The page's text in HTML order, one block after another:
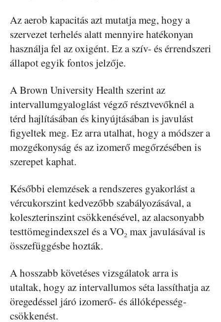
Az aerob kapacitás azt mutatja meg, hogy a
szervezet terhelés alatt mennyire hatékonyan
használja fel az oxigént. Ez a szív- és érrendszeri
állapot egyik fontos jelzője.
A Brown University Health szerint az
intervallumgyaloglást végző résztvevőknél a
térd hajlításában és kinyújtásában is javulást
figyeltek meg. Ez arra utalhat, hogy a módszer a
mozgékonyság és az izomerő megőrzésében is
szerepet kaphat.
Későbbi elemzések a rendszeres gyakorlást a
vércukorszint kedvezőbb szabályozásával, a
koleszterinszint csökkenésével, az alacsonyabb
testtömegindexszel és a VO₂ max javulásával is
összefüggésbe hozták.
A hosszabb követéses vizsgálatok arra is
utaltak, hogy az intervallumos séta lassíthatja az
öregedéssel járó izomerő- és állóképesség-
csökkenést.